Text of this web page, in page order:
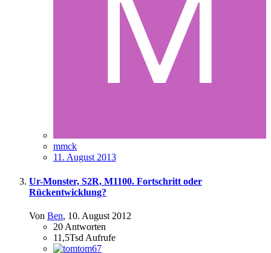
mmck
11. August 2013
Ur-Monster, S2R, M1100. Fortschritt oder
Rückentwicklung?
Von Ben, 10. August 2012
20 Antworten
11,5Tsd Aufrufe